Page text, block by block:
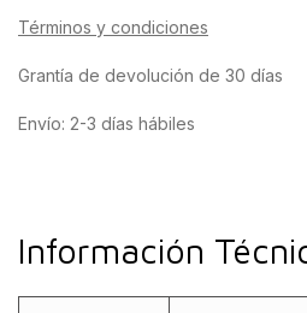
Términos y condiciones
Grantía de devolución de 30 días
Envío: 2-3 días hábiles
Información